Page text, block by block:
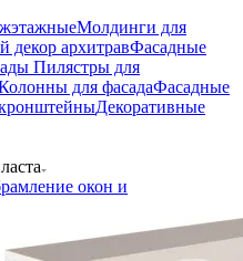
Молдинги для
декор архитравФасадные
Пилястры для
для фасадаФасадные
Декоративные
окон и